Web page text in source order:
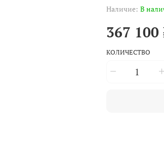
Наличие: В
367 100
КОЛИЧЕСТВО